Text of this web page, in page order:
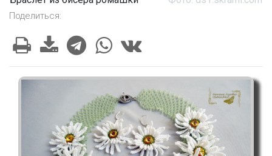
Поделиться: